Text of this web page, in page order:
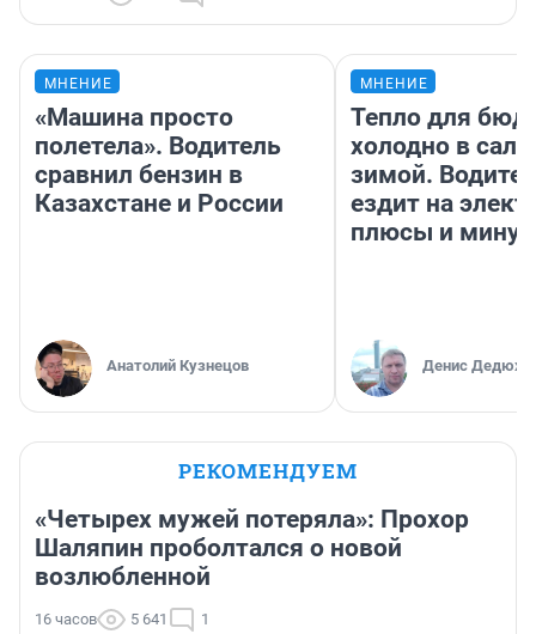
МНЕНИЕ
«Машина просто
полетела». Водитель
сравнил бензин в
Казахстане и России
Анатолий Кузнецов
МНЕНИЕ
Тепло для
холодно в
зимой.
ездит на
плюсы и
Денис
РЕКОМЕНДУЕМ
«Четырех мужей потеряла»: Прохор
Шаляпин проболтался о новой
возлюбленной
16 часов 5 641 1